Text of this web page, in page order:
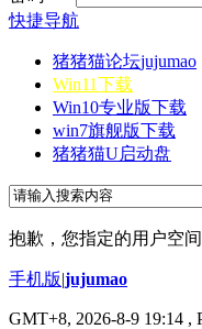
快捷导航
猪猪猫论坛jujumao
Win11下载
Win10专业版下载
win7旗舰版下载
猪猪猫U启动盘
抱歉，您指定的用户空
手机版|jujumao
GMT+8, 2026-8-9 19:14 ,